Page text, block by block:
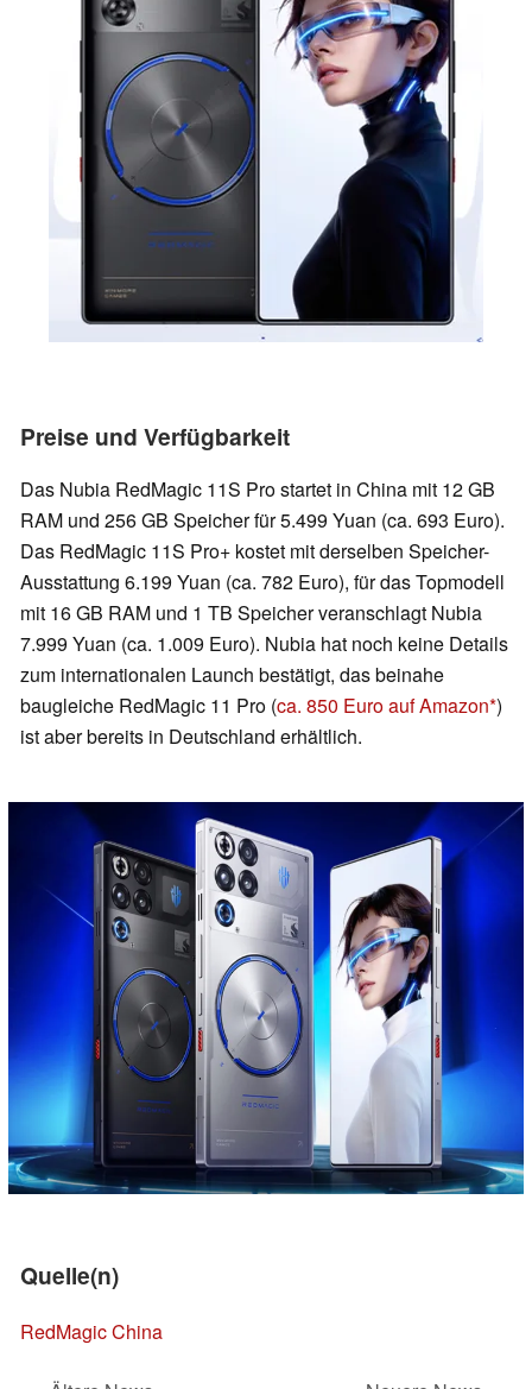
Preise und Verfügbarkeit
Das Nubia RedMagic 11S Pro startet in China mit 12 GB
RAM und 256 GB Speicher für 5.499 Yuan (ca. 693 Euro).
Das RedMagic 11S Pro+ kostet mit derselben Speicher-
Ausstattung 6.199 Yuan (ca. 782 Euro), für das Topmodell
mit 16 GB RAM und 1 TB Speicher veranschlagt Nubia
7.999 Yuan (ca. 1.009 Euro). Nubia hat noch keine Details
zum internationalen Launch bestätigt, das beinahe
baugleiche RedMagic 11 Pro (ca. 850 Euro auf Amazon )
ist aber bereits in Deutschland erhältlich.
Quelle(n)
RedMagic China